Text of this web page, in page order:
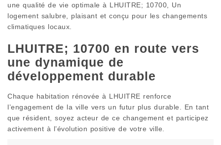
une qualité de vie optimale à LHUITRE; 10700, Un
logement salubre, plaisant et conçu pour les changements
climatiques locaux.
LHUITRE; 10700 en route vers
une dynamique de
développement durable
Chaque habitation rénovée à LHUITRE renforce
l’engagement de la ville vers un futur plus durable. En tant
que résident, soyez acteur de ce changement et participez
activement à l’évolution positive de votre ville.